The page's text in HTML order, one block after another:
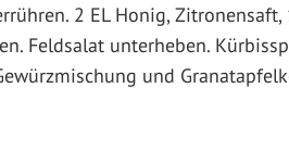
2 EL Honig, Zitronensaft,
Feldsalat unterheben.
und